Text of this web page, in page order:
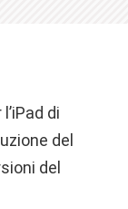
di
del
del